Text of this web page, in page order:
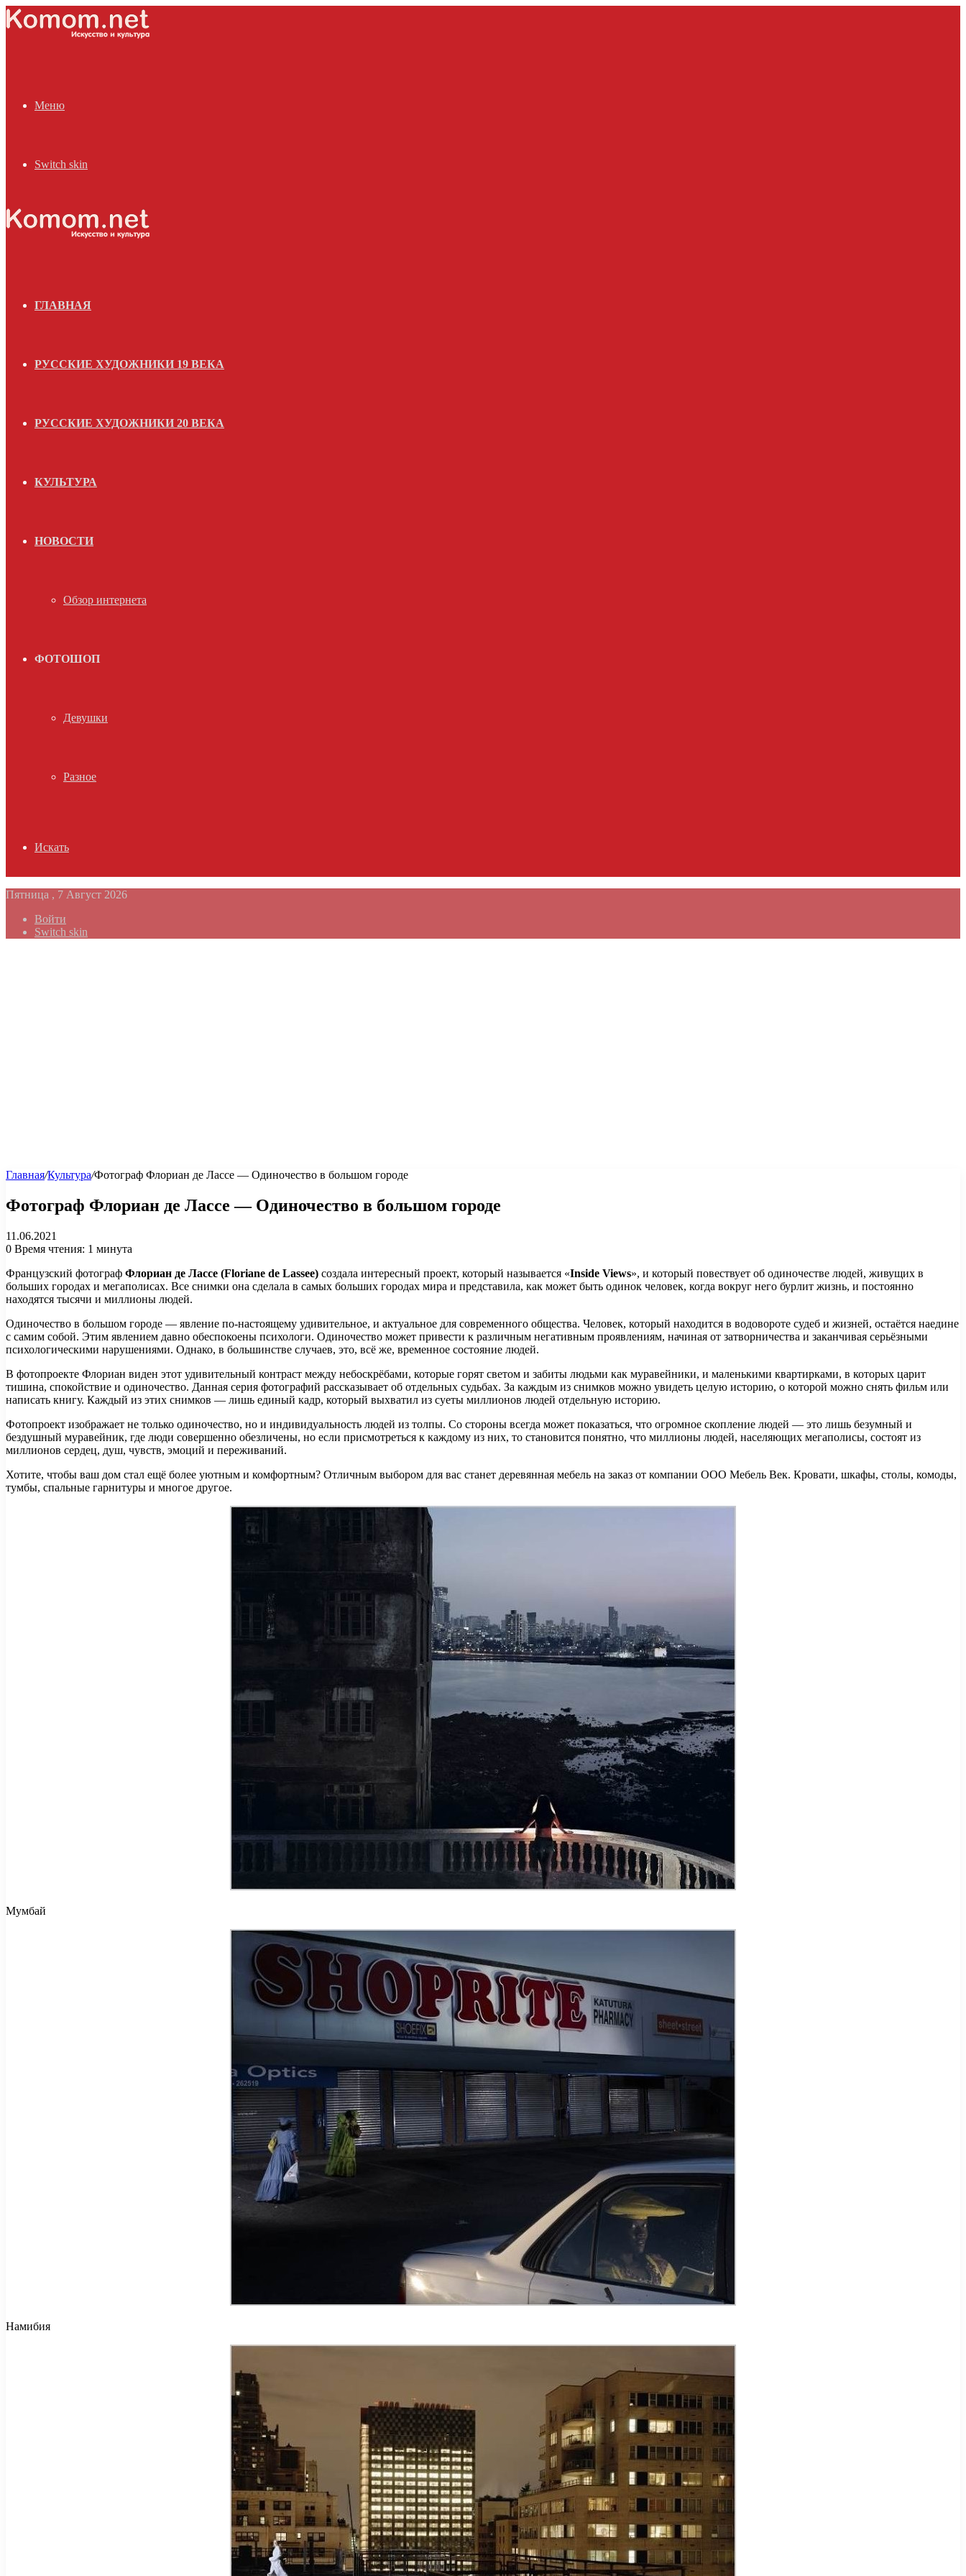
Меню
Switch skin
ГЛАВНАЯ
РУССКИЕ ХУДОЖНИКИ 19 ВЕКА
РУССКИЕ ХУДОЖНИКИ 20 ВЕКА
КУЛЬТУРА
НОВОСТИ
Обзор интернета
ФОТОШОП
Девушки
Разное
Искать
Пятница , 7 Август 2026
Войти
Switch skin
Главная/Культура/Фотограф Флориан де Лассе — Одиночество в большом городе
Фотограф Флориан де Лассе — Одиночество в большом городе
11.06.2021
0 Время чтения: 1 минута
Французский фотограф Флориан де Лассе (Floriane de Lassee) создала интересный проект, который называется «Inside Views», и который повествует об одиночестве людей, живущих в
больших городах и мегаполисах. Все снимки она сделала в самых больших городах мира и представила, как может быть одинок человек, когда вокруг него бурлит жизнь, и постоянно
находятся тысячи и миллионы людей.
Одиночество в большом городе — явление по-настоящему удивительное, и актуальное для современного общества. Человек, который находится в водовороте судеб и жизней, остаётся наедине
с самим собой. Этим явлением давно обеспокоены психологи. Одиночество может привести к различным негативным проявлениям, начиная от затворничества и заканчивая серьёзными
психологическими нарушениями. Однако, в большинстве случаев, это, всё же, временное состояние людей.
В фотопроекте Флориан виден этот удивительный контраст между небоскрёбами, которые горят светом и забиты людьми как муравейники, и маленькими квартирками, в которых царит
тишина, спокойствие и одиночество. Данная серия фотографий рассказывает об отдельных судьбах. За каждым из снимков можно увидеть целую историю, о которой можно снять фильм или
написать книгу. Каждый из этих снимков — лишь единый кадр, который выхватил из суеты миллионов людей отдельную историю.
Фотопроект изображает не только одиночество, но и индивидуальность людей из толпы. Со стороны всегда может показаться, что огромное скопление людей — это лишь безумный и
бездушный муравейник, где люди совершенно обезличены, но если присмотреться к каждому из них, то становится понятно, что миллионы людей, населяющих мегаполисы, состоят из
миллионов сердец, душ, чувств, эмоций и переживаний.
Хотите, чтобы ваш дом стал ещё более уютным и комфортным? Отличным выбором для вас станет деревянная мебель на заказ от компании ООО Мебель Век. Кровати, шкафы, столы, комоды,
тумбы, спальные гарнитуры и многое другое.
Мумбай
Намибия